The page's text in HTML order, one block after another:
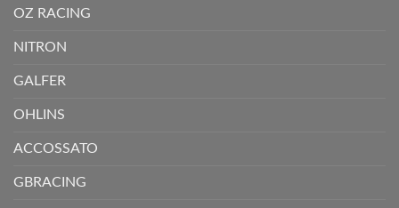
OZ RACING
NITRON
GALFER
OHLINS
ACCOSSATO
GBRACING